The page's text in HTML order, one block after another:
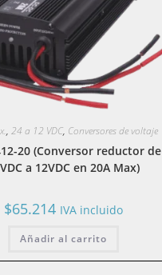
,24 a 12 VDC, Conversores de voltaje
20 (Conversor reductor de
a 12VDC en 20A Max)
$65.214 IVA incluido
Añadir al carrito